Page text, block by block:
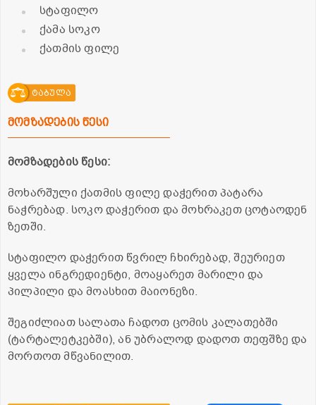
სტაფილო
ქამა სოკო
ქათმის ფილე
ტაბულა
მომზადების წესი
მომზადების წესი:
მოხარშული ქათმის ფილე დაჭერით პატარა
ნაჭრებად. სოკო დაჭერით და მოხრაკეთ ცოტაოდენ
ზეთში.
სტაფილო დაჭერით წვრილ ჩხირებად, შეურიეთ
ყველა ინგრედიენტი, მოაყარეთ მარილი და
პილპილი და მოასხით მაიონეზი.
შეგიძლიათ სალათა ჩადოთ ცომის კალათებში
(ტარტალეტკებში), ან უბრალოდ დადოთ თეფშზე და
მორთოთ მწვანილით.